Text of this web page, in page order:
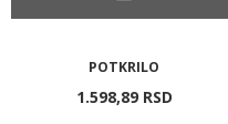
POTKRILO
1.598,89 RSD